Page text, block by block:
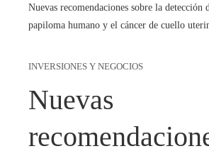
Nuevas recomendaciones sobre la detección
papiloma humano y el cáncer de cuello
INVERSIONES Y NEGOCIOS
Nuevas